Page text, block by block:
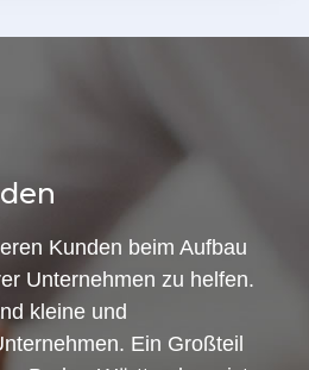
Kunden beim Aufbau
Unternehmen zu helfen.
kleine und
Ein Großteil